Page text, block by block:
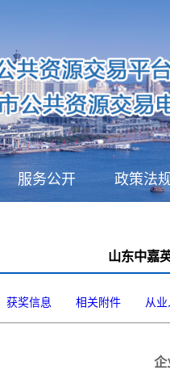
服务公开 政策法
山东中嘉
获奖信息 相关附件 从业
企